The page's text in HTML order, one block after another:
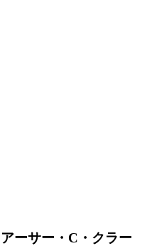
ーサー・C・クラー